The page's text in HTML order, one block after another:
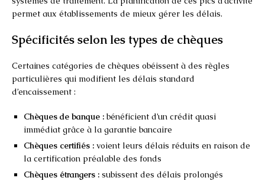
permet aux établissements de mieux gérer les délais.
Spécificités selon les types de chèques
Certaines catégories de chèques obéissent à des règles
particulières qui modifient les délais standard
d’encaissement :
Chèques de banque : bénéficient d’un crédit quasi
immédiat grâce à la garantie bancaire
Chèques certifiés : voient leurs délais réduits en raison de
la certification préalable des fonds
Chèques étrangers : subissent des délais prolongés